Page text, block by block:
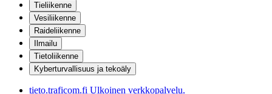
Tieliikenne
Vesiliikenne
Raideliikenne
Ilmailu
Tietoliikenne
Kyberturvallisuus ja tekoäly
tieto.traficom.fi Ulkoinen verkkopalvelu.